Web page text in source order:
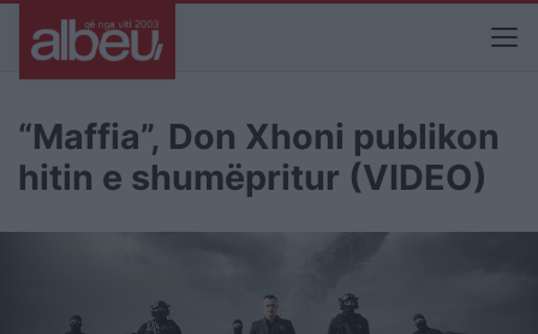
“Maffia”, Don Xhoni publikon
hitin e shumëpritur (VIDEO)